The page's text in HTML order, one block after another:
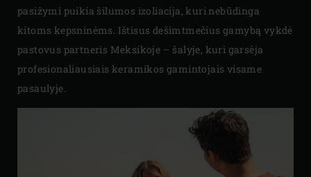
pasižymi puikia šilumos izoliacija, kuri nebūdinga
kitoms kepsninėms. Ištisus dešimtmečius gamybą vykdė
pastovus partneris Meksikoje – šalyje, kuri garsėja
profesionaliausiais keramikos gamintojais visame
pasaulyje.